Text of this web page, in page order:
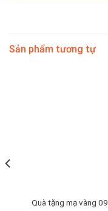
Sản phẩm tương tự
Quà tặng mạ vàng 09